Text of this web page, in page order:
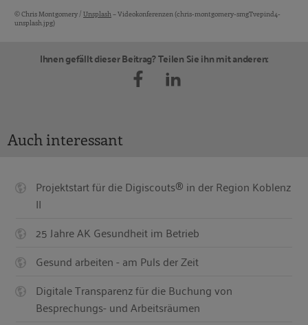
Bildquellen und Copyright-Hinweise
© Chris Montgomery / Unsplash– Videokonferenzen (chris-montgomery-smgTvepind4-
unsplash.jpg)
Ihnen gefällt dieser Beitrag? Teilen Sie ihn mit anderen:
Auch interessant
Projektstart für die Digiscouts® in der Region Koblenz
II
25 Jahre AK Gesundheit im Betrieb
Gesund arbeiten - am Puls der Zeit
Digitale Transparenz für die Buchung von
Besprechungs- und Arbeitsräumen